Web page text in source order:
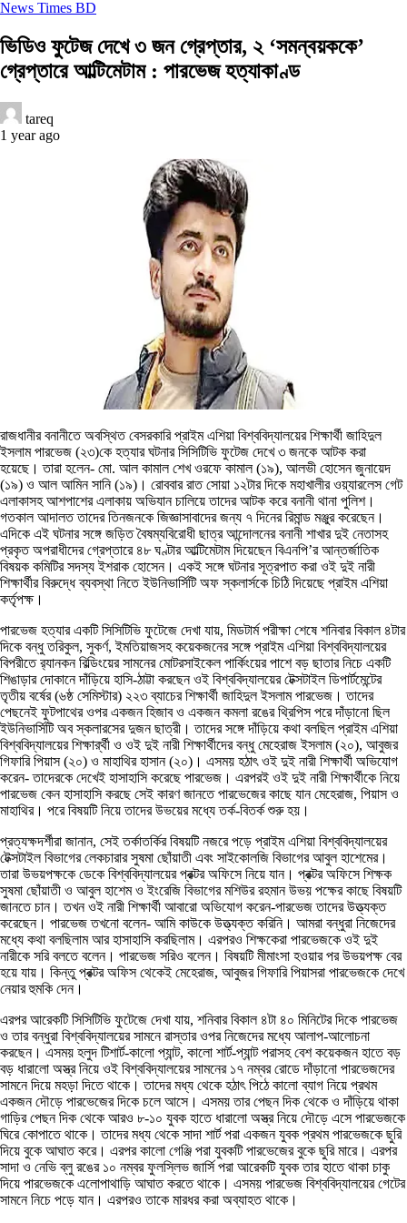
News Times BD
ভিডিও ফুটেজ দেখে ৩ জন গ্রেপ্তার, ২ ‘সমন্বয়ককে’
গ্রেপ্তারে আল্টিমেটাম : পারভেজ হত্যাকাণ্ড
tareq
1 year ago
রাজধানীর বনানীতে অবস্থিত বেসরকারি প্রাইম এশিয়া বিশ্ববিদ্যালয়ের শিক্ষার্থী জাহিদুল
ইসলাম পারভেজ (২৩)কে হত্যার ঘটনার সিসিটিভি ফুটেজ দেখে ৩ জনকে আটক করা
হয়েছে। তারা হলেন- মো. আল কামাল শেখ ওরফে কামাল (১৯), আলভী হোসেন জুনায়েদ
(১৯) ও আল আমিন সানি (১৯)। রোববার রাত সোয়া ১২টার দিকে মহাখালীর ওয়্যারলেস গেট
এলাকাসহ আশপাশের এলাকায় অভিযান চালিয়ে তাদের আটক করে বনানী থানা পুলিশ।
গতকাল আদালত তাদের তিনজনকে জিজ্ঞাসাবাদের জন্য ৭ দিনের রিমান্ড মঞ্জুর করেছেন।
এদিকে এই ঘটনার সঙ্গে জড়িত বৈষম্যবিরোধী ছাত্র আন্দোলনের বনানী শাখার দুই নেতাসহ
প্রকৃত অপরাধীদের গ্রেপ্তারে ৪৮ ঘণ্টার আল্টিমেটাম দিয়েছেন বিএনপি’র আন্তর্জাতিক
বিষয়ক কমিটির সদস্য ইশরাক হোসেন। একই সঙ্গে ঘটনার সূত্রপাত করা ওই দুই নারী
শিক্ষার্থীর বিরুদ্ধে ব্যবস্থা নিতে ইউনিভার্সিটি অফ স্কলার্সকে চিঠি দিয়েছে প্রাইম এশিয়া
কর্তৃপক্ষ।
পারভেজ হত্যার একটি সিসিটিভি ফুটেজে দেখা যায়, মিডটার্ম পরীক্ষা শেষে শনিবার বিকাল ৪টার
দিকে বন্ধু তরিকুল, সুকর্ণ, ইমতিয়াজসহ কয়েকজনের সঙ্গে প্রাইম এশিয়া বিশ্ববিদ্যালয়ের
বিপরীতে র‌্যানকন বিল্ডিংয়ের সামনের মোটরসাইকেল পার্কিংয়ের পাশে বড় ছাতার নিচে একটি
শিঙাড়ার দোকানে দাঁড়িয়ে হাসি-ঠাট্টা করছেন ওই বিশ্ববিদ্যালয়ের টেক্সটাইল ডিপার্টমেন্টের
তৃতীয় বর্ষের (৬ষ্ঠ সেমিস্টার) ২২৩ ব্যাচের শিক্ষার্থী জাহিদুল ইসলাম পারভেজ। তাদের
পেছনেই ফুটপাথের ওপর একজন হিজাব ও একজন কমলা রঙের থ্রিপিস পরে দাঁড়ানো ছিল
ইউনিভার্সিটি অব স্কলারসের দুজন ছাত্রী। তাদের সঙ্গে দাঁড়িয়ে কথা বলছিল প্রাইম এশিয়া
বিশ্ববিদ্যালয়ের শিক্ষার্র্থী ও ওই দুই নারী শিক্ষার্থীদের বন্ধু মেহেরাজ ইসলাম (২০), আবুজর
গিফারি পিয়াস (২০) ও মাহাথির হাসান (২০)। এসময় হঠাৎ ওই দুই নারী শিক্ষার্থী অভিযোগ
করেন- তাদেরকে দেখেই হাসাহাসি করেছে পারভেজ। এরপরই ওই দুই নারী শিক্ষার্থীকে নিয়ে
পারভেজ কেন হাসাহাসি করছে সেই কারণ জানতে পারভেজের কাছে যান মেহেরাজ, পিয়াস ও
মাহাথির। পরে বিষয়টি নিয়ে তাদের উভয়ের মধ্যে তর্ক-বিতর্ক শুরু হয়।
প্রত্যক্ষদর্শীরা জানান, সেই তর্কাতর্কির বিষয়টি নজরে পড়ে প্রাইম এশিয়া বিশ্ববিদ্যালয়ের
টেক্সটাইল বিভাগের লেকচারার সুষমা ছোঁয়াতী এবং সাইকোলজি বিভাগের আবুল হাশেমের।
তারা উভয়পক্ষকে ডেকে বিশ্ববিদ্যালয়ের প্রক্টর অফিসে নিয়ে যান। প্রক্টর অফিসে শিক্ষক
সুষমা ছোঁয়াতী ও আবুল হাশেম ও ইংরেজি বিভাগের মশিউর রহমান উভয় পক্ষের কাছে বিষয়টি
জানতে চান। তখন ওই নারী শিক্ষার্থী আবারো অভিযোগ করেন-পারভেজ তাদের উত্ত্যক্ত
করেছেন। পারভেজ তখনো বলেন- আমি কাউকে উত্ত্যক্ত করিনি। আমরা বন্ধুরা নিজেদের
মধ্যে কথা বলছিলাম আর হাসাহাসি করছিলাম। এরপরও শিক্ষকেরা পারভেজকে ওই দুই
নারীকে সরি বলতে বলেন। পারভেজ সরিও বলেন। বিষয়টি মীমাংসা হওয়ার পর উভয়পক্ষ বের
হয়ে যায়। কিন্তু প্রক্টর অফিস থেকেই মেহেরাজ, আবুজর গিফারি পিয়াসরা পারভেজকে দেখে
নেয়ার হুমকি দেন।
এরপর আরেকটি সিসিটিভি ফুটেজে দেখা যায়, শনিবার বিকাল ৪টা ৪০ মিনিটের দিকে পারভেজ
ও তার বন্ধুরা বিশ্ববিদ্যালয়ের সামনে রাস্তার ওপর নিজেদের মধ্যে আলাপ-আলোচনা
করছেন। এসময় হলুদ টিশার্ট-কালো প্যান্ট, কালো শার্ট-প্যান্ট পরাসহ বেশ কয়েকজন হাতে বড়
বড় ধারালো অস্ত্র নিয়ে ওই বিশ্ববিদ্যালয়ের সামনের ১৭ নম্বর রোডে দাঁড়ানো পারভেজদের
সামনে দিয়ে মহড়া দিতে থাকে। তাদের মধ্য থেকে হঠাৎ পিঠে কালো ব্যাগ নিয়ে প্রথম
একজন দৌড়ে পারভেজের দিকে চলে আসে। এসময় তার পেছন দিক থেকে ও দাঁড়িয়ে থাকা
গাড়ির পেছন দিক থেকে আরও ৮-১০ যুবক হাতে ধারালো অস্ত্র নিয়ে দৌড়ে এসে পারভেজকে
ঘিরে কোপাতে থাকে। তাদের মধ্য থেকে সাদা শার্ট পরা একজন যুবক প্রথম পারভেজকে ছুরি
দিয়ে বুকে আঘাত করে। এরপর কালো গেঞ্জি পরা যুবকটি পারভেজের বুকে ছুরি মারে। এরপর
সাদা ও নেভি ব্লু রঙের ১০ নম্বর ফুলস্লিভ জার্সি পরা আরেকটি যুবক তার হাতে থাকা চাকু
দিয়ে পারভেজকে এলোপাথাড়ি আঘাত করতে থাকে। এসময় পারভেজ বিশ্ববিদ্যালয়ের গেটের
সামনে নিচে পড়ে যান। এরপরও তাকে মারধর করা অব্যাহত থাকে।